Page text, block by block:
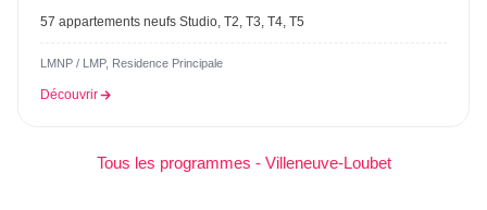
57 appartements neufs Studio, T2, T3, T4, T5
LMNP / LMP, Residence Principale
Découvrir
Tous les programmes - Villeneuve-Loubet